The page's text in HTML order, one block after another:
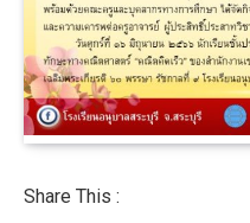
Share This :